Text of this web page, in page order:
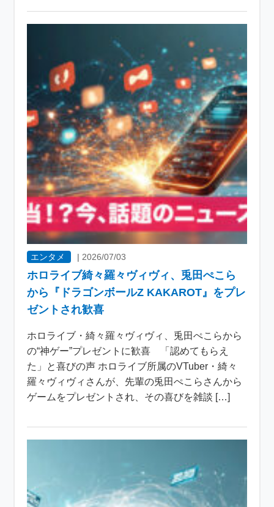
エンタメ | 2026/07/03
ホロライブ綺々羅々ヴィヴィ、兎田ぺこら
から『ドラゴンボールZ KAKAROT』をプレ
ゼントされ歓喜
ホロライブ・綺々羅々ヴィヴィ、兎田ぺこらから
の“神ゲー”プレゼントに歓喜 「認めてもらえ
た」と喜びの声 ホロライブ所属のVTuber・綺々
羅々ヴィヴィさんが、先輩の兎田ぺこらさんから
ゲームをプレゼントされ、その喜びを雑談 […]